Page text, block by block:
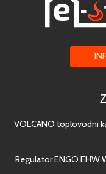
VOLCANO toplovodni
Regulator ENGO EHW